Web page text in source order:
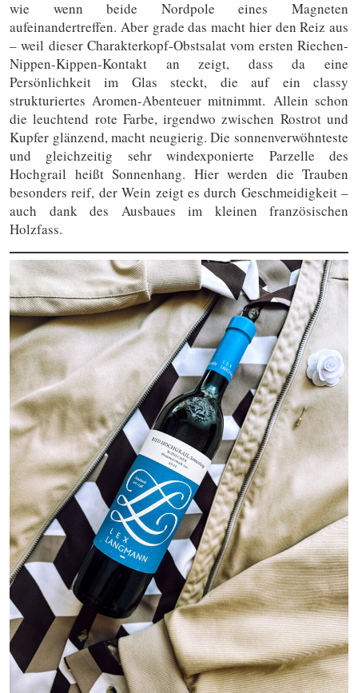
wie wenn beide Nordpole eines Magneten
aufeinandertreffen. Aber grade das macht hier den Reiz aus
– weil dieser Charakterkopf-Obstsalat vom ersten Riechen-
Nippen-Kippen-Kontakt an zeigt, dass da eine
Persönlichkeit im Glas steckt, die auf ein classy
strukturiertes Aromen-Abenteuer mitnimmt. Allein schon
die leuchtend rote Farbe, irgendwo zwischen Rostrot und
Kupfer glänzend, macht neugierig. Die sonnenverwöhnteste
und gleichzeitig sehr windexponierte Parzelle des
Hochgrail heißt Sonnenhang. Hier werden die Trauben
besonders reif, der Wein zeigt es durch Geschmeidigkeit –
auch dank des Ausbaues im kleinen französischen
Holzfass.